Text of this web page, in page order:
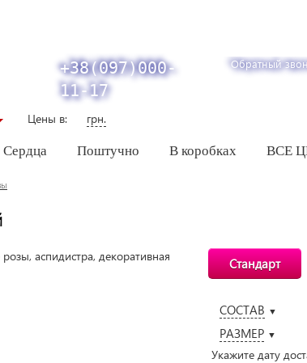
+38(097)000-
11-17
Обратный
Цены в: грн.
Сердца Поштучно В коробках ВСЕ
Стандарт
СОСТАВ ▼
РАЗМЕР ▼
Укажите дату